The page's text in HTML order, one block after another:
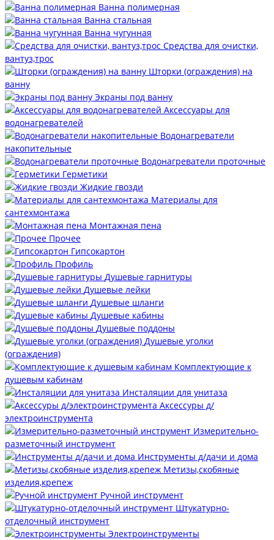
Ванна полимерная
Ванна стальная
Ванна чугунная
Средства для очистки,
вантуз,трос
Шторки (ограждения) на
ванну
Экраны под ванну
Аксессуары для
водонагревателей
Водонагреватели
накопительные
Водонагреватели проточные
Герметики
Жидкие гвозди
Материалы для
сантехмонтажа
Монтажная пена
Прочее
Гипсокартон
Профиль
Душевые гарнитуры
Душевые лейки
Душевые шланги
Душевые кабины
Душевые поддоны
Душевые уголки
(ограждения)
Комплектующие к
душевым кабинам
Инсталяции для унитаза
Аксессуры д/
электроинструмента
Измерительно-
разметочный инструмент
Инструменты д/дачи и дома
Метизы,скобяные
изделия,крепеж
Ручной инструмент
Штукатурно-
отделочный инструмент
Электроинструменты